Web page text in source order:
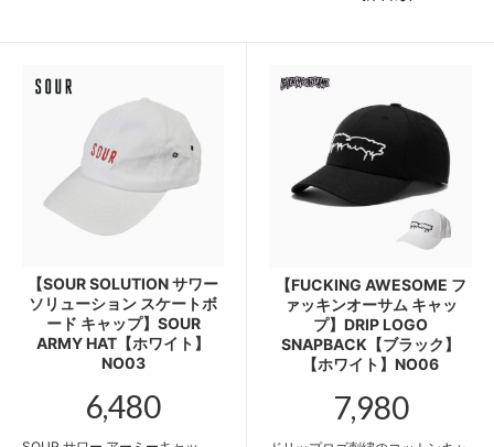
【SOUR SOLUTION サワー
ソリューション スケートボ
ード キャップ】SOUR
ARMY HAT【ホワイト】
NO03
6,480
【FUCKING AWESOME フ
ァッキンオーサム キャッ
プ】DRIP LOGO
SNAPBACK【ブラック】
【ホワイト】NO06
7,980